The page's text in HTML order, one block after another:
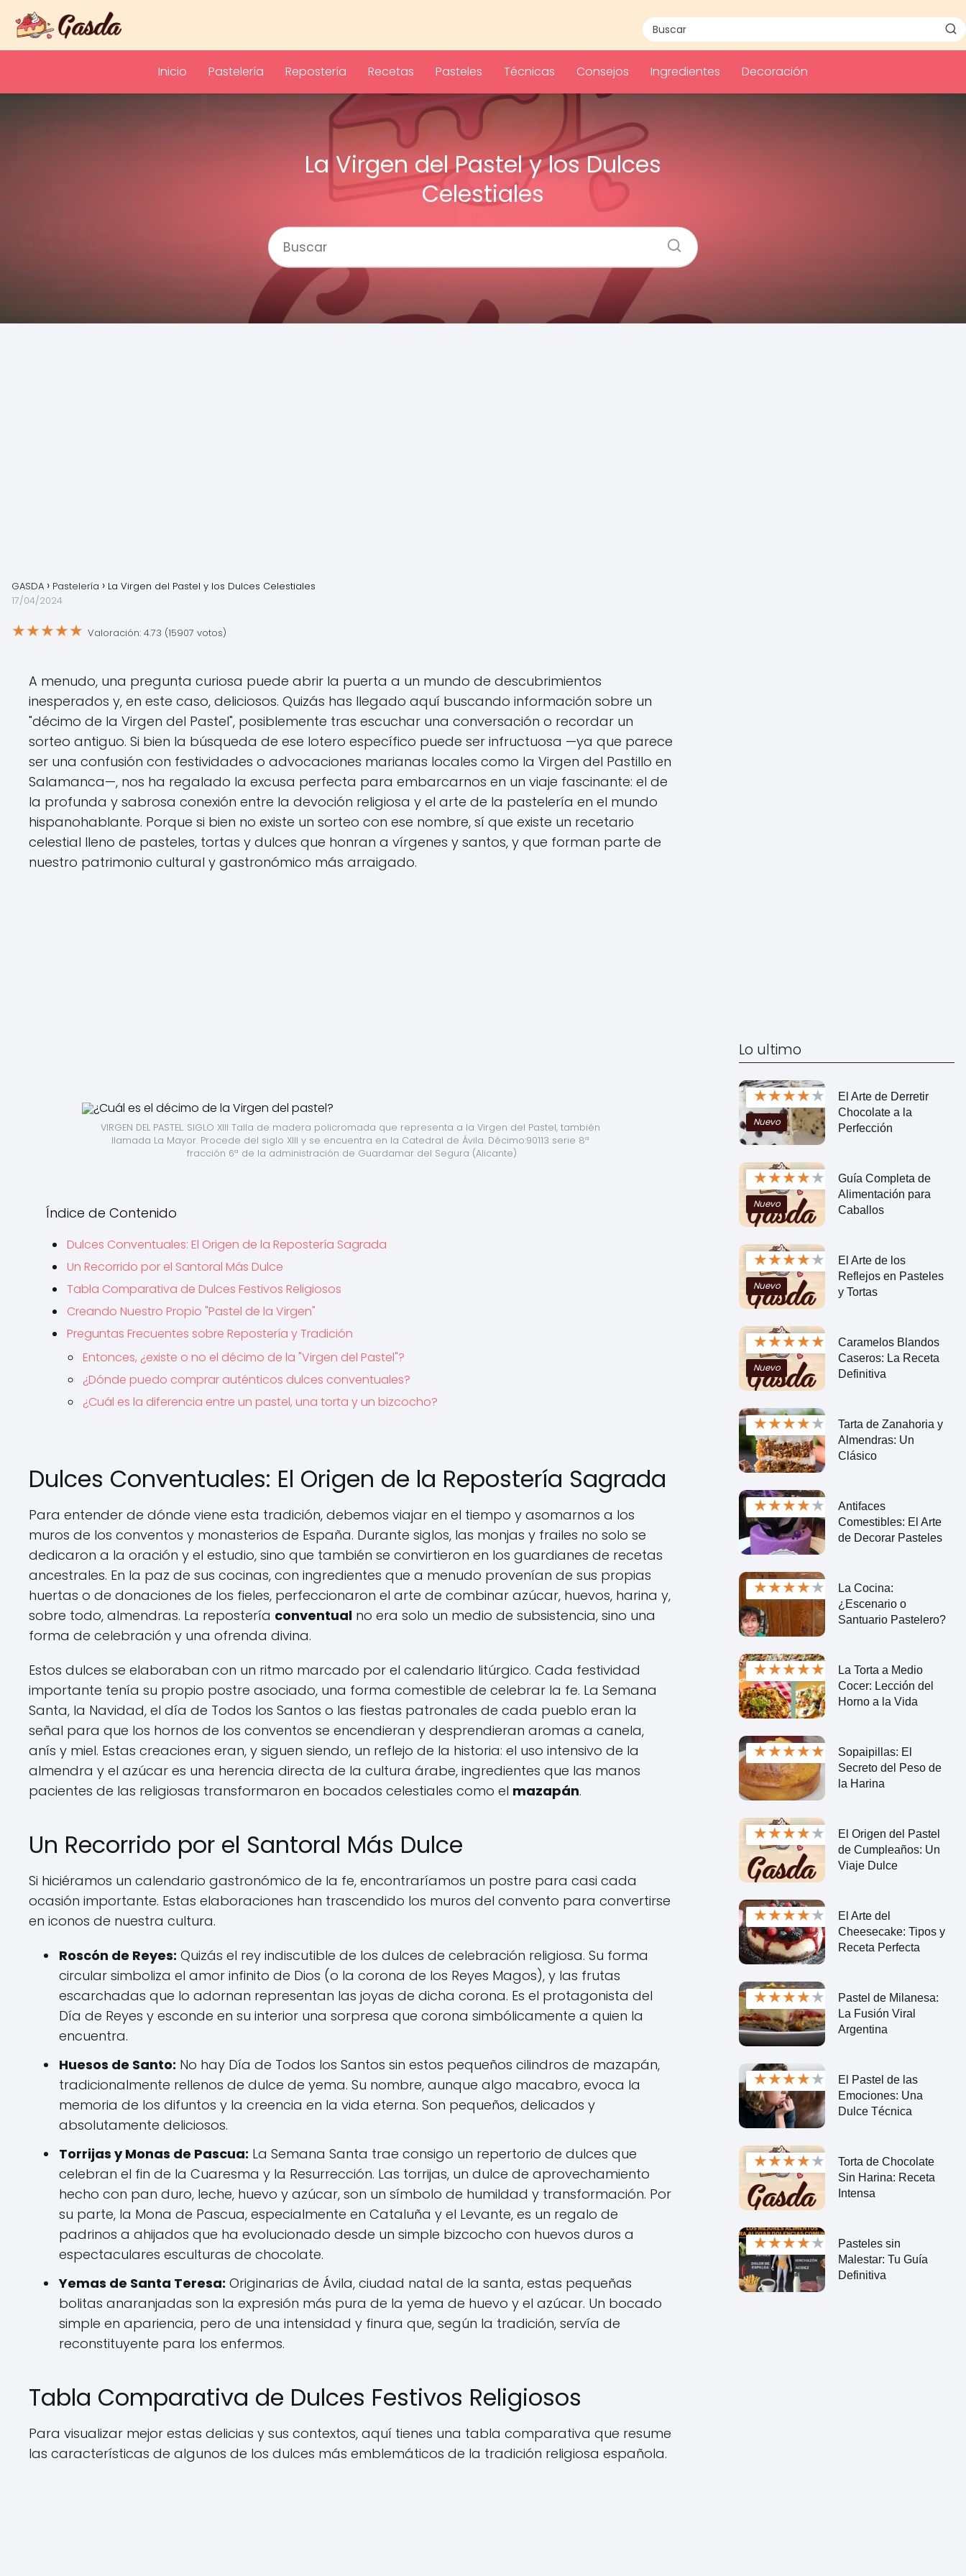
Inicio Pastelería Repostería Recetas Pasteles Técnicas Consejos Ingredientes Decoración
La Virgen del Pastel y los Dulces
Celestiales
GASDA Pastelería
La Virgen del Pastel y los Dulces Celestiales
17/04/2024
★★★★★ Valoración: 4.73 (15907 votos)
A menudo, una pregunta curiosa puede abrir la puerta a un mundo de descubrimientos
inesperados y, en este caso, deliciosos. Quizás has llegado aquí buscando información sobre un
"décimo de la Virgen del Pastel", posiblemente tras escuchar una conversación o recordar un
sorteo antiguo. Si bien la búsqueda de ese lotero específico puede ser infructuosa —ya que parece
ser una confusión con festividades o advocaciones marianas locales como la Virgen del Pastillo en
Salamanca—, nos ha regalado la excusa perfecta para embarcarnos en un viaje fascinante: el de
la profunda y sabrosa conexión entre la devoción religiosa y el arte de la pastelería en el mundo
hispanohablante. Porque si bien no existe un sorteo con ese nombre, sí que existe un recetario
celestial lleno de pasteles, tortas y dulces que honran a vírgenes y santos, y que forman parte de
nuestro patrimonio cultural y gastronómico más arraigado.
VIRGEN DEL PASTEL. SIGLO XIII Talla de madera policromada que representa a la Virgen del Pastel, también
llamada La Mayor. Procede del siglo XIII y se encuentra en la Catedral de Ávila. Décimo:90113 serie 8ª
fracción 6ª de la administración de Guardamar del Segura (Alicante)
Índice de Contenido
Dulces Conventuales: El Origen de la Repostería Sagrada
Un Recorrido por el Santoral Más Dulce
Tabla Comparativa de Dulces Festivos Religiosos
Creando Nuestro Propio "Pastel de la Virgen"
Preguntas Frecuentes sobre Repostería y Tradición
Entonces, ¿existe o no el décimo de la "Virgen del Pastel"?
¿Dónde puedo comprar auténticos dulces conventuales?
¿Cuál es la diferencia entre un pastel, una torta y un bizcocho?
Dulces Conventuales: El Origen de la Repostería Sagrada
Para entender de dónde viene esta tradición, debemos viajar en el tiempo y asomarnos a los
muros de los conventos y monasterios de España. Durante siglos, las monjas y frailes no solo se
dedicaron a la oración y el estudio, sino que también se convirtieron en los guardianes de recetas
ancestrales. En la paz de sus cocinas, con ingredientes que a menudo provenían de sus propias
huertas o de donaciones de los fieles, perfeccionaron el arte de combinar azúcar, huevos, harina y,
sobre todo, almendras. La repostería conventual no era solo un medio de subsistencia, sino una
forma de celebración y una ofrenda divina.
Estos dulces se elaboraban con un ritmo marcado por el calendario litúrgico. Cada festividad
importante tenía su propio postre asociado, una forma comestible de celebrar la fe. La Semana
Santa, la Navidad, el día de Todos los Santos o las fiestas patronales de cada pueblo eran la
señal para que los hornos de los conventos se encendieran y desprendieran aromas a canela,
anís y miel. Estas creaciones eran, y siguen siendo, un reflejo de la historia: el uso intensivo de la
almendra y el azúcar es una herencia directa de la cultura árabe, ingredientes que las manos
pacientes de las religiosas transformaron en bocados celestiales como el mazapán.
Un Recorrido por el Santoral Más Dulce
Si hiciéramos un calendario gastronómico de la fe, encontraríamos un postre para casi cada
ocasión importante. Estas elaboraciones han trascendido los muros del convento para convertirse
en iconos de nuestra cultura.
Roscón de Reyes: Quizás el rey indiscutible de los dulces de celebración religiosa. Su forma
circular simboliza el amor infinito de Dios (o la corona de los Reyes Magos), y las frutas
escarchadas que lo adornan representan las joyas de dicha corona. Es el protagonista del
Día de Reyes y esconde en su interior una sorpresa que corona simbólicamente a quien la
encuentra.
Huesos de Santo: No hay Día de Todos los Santos sin estos pequeños cilindros de mazapán,
tradicionalmente rellenos de dulce de yema. Su nombre, aunque algo macabro, evoca la
memoria de los difuntos y la creencia en la vida eterna. Son pequeños, delicados y
absolutamente deliciosos.
Torrijas y Monas de Pascua: La Semana Santa trae consigo un repertorio de dulces que
celebran el fin de la Cuaresma y la Resurrección. Las torrijas, un dulce de aprovechamiento
hecho con pan duro, leche, huevo y azúcar, son un símbolo de humildad y transformación. Por
su parte, la Mona de Pascua, especialmente en Cataluña y el Levante, es un regalo de
padrinos a ahijados que ha evolucionado desde un simple bizcocho con huevos duros a
espectaculares esculturas de chocolate.
Yemas de Santa Teresa: Originarias de Ávila, ciudad natal de la santa, estas pequeñas
bolitas anaranjadas son la expresión más pura de la yema de huevo y el azúcar. Un bocado
simple en apariencia, pero de una intensidad y finura que, según la tradición, servía de
reconstituyente para los enfermos.
Tabla Comparativa de Dulces Festivos Religiosos
Para visualizar mejor estas delicias y sus contextos, aquí tienes una tabla comparativa que resume
las características de algunos de los dulces más emblemáticos de la tradición religiosa española.
Lo ultimo
★★★★★
Nuevo
El Arte de Derretir
Chocolate a la
Perfección
★★★★★
Nuevo
Guía Completa de
Alimentación para
Caballos
★★★★★
Nuevo
El Arte de los
Reflejos en Pasteles
y Tortas
★★★★★
Nuevo
Caramelos Blandos
Caseros: La Receta
Definitiva
★★★★★
Tarta de Zanahoria y
Almendras: Un
Clásico
★★★★★
Antifaces
Comestibles: El Arte
de Decorar Pasteles
★★★★★
La Cocina:
¿Escenario o
Santuario Pastelero?
★★★★★
La Torta a Medio
Cocer: Lección del
Horno a la Vida
★★★★★
Sopaipillas: El
Secreto del Peso de
la Harina
★★★★★
El Origen del Pastel
de Cumpleaños: Un
Viaje Dulce
★★★★★
El Arte del
Cheesecake: Tipos y
Receta Perfecta
★★★★★
Pastel de Milanesa:
La Fusión Viral
Argentina
★★★★★
El Pastel de las
Emociones: Una
Dulce Técnica
★★★★★
Torta de Chocolate
Sin Harina: Receta
Intensa
★★★★★
Pasteles sin
Malestar: Tu Guía
Definitiva